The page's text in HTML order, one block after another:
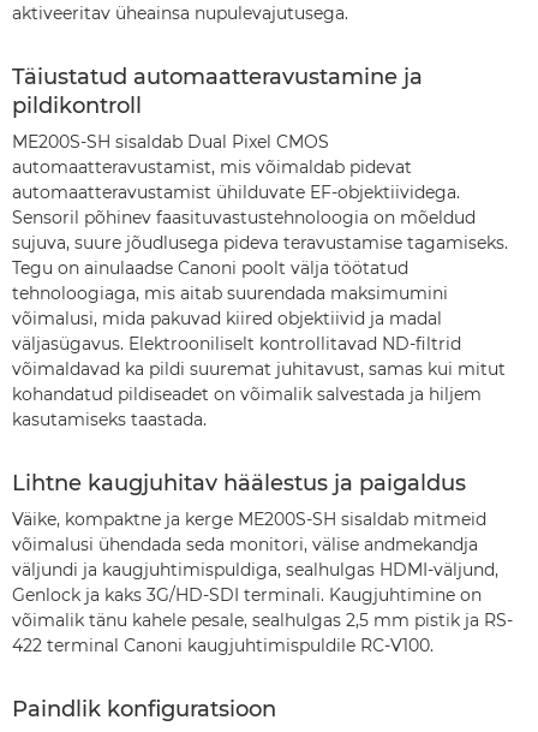
aktiveeritav üheainsa nupulevajutusega.
Täiustatud automaatteravustamine ja
pildikontroll
ME200S-SH sisaldab Dual Pixel CMOS
automaatteravustamist, mis võimaldab pidevat
automaatteravustamist ühilduvate EF-objektiividega.
Sensoril põhinev faasituvastustehnoloogia on mõeldud
sujuva, suure jõudlusega pideva teravustamise tagamiseks.
Tegu on ainulaadse Canoni poolt välja töötatud
tehnoloogiaga, mis aitab suurendada maksimumini
võimalusi, mida pakuvad kiired objektiivid ja madal
väljasügavus. Elektrooniliselt kontrollitavad ND-filtrid
võimaldavad ka pildi suuremat juhitavust, samas kui mitut
kohandatud pildiseadet on võimalik salvestada ja hiljem
kasutamiseks taastada.
Lihtne kaugjuhitav häälestus ja paigaldus
Väike, kompaktne ja kerge ME200S-SH sisaldab mitmeid
võimalusi ühendada seda monitori, välise andmekandja
väljundi ja kaugjuhtimispuldiga, sealhulgas HDMI-väljund,
Genlock ja kaks 3G/HD-SDI terminali. Kaugjuhtimine on
võimalik tänu kahele pesale, sealhulgas 2,5 mm pistik ja RS-
422 terminal Canoni kaugjuhtimispuldile RC-V100.
Paindlik konfiguratsioon